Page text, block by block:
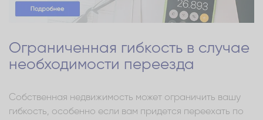
Ограниченная гибкость в случае
необходимости переезда
Собственная недвижимость может ограничить вашу
гибкость, особенно если вам придется переехать по